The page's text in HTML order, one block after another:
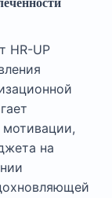
HR-UP
мотивации,
на